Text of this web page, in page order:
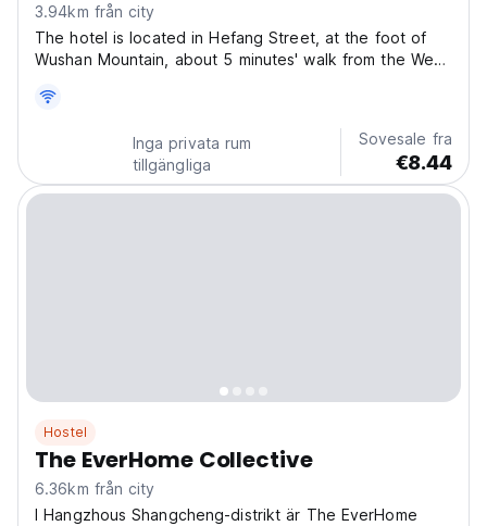
3.94km från city
The hotel is located in Hefang Street, at the foot of
Wushan Mountain, about 5 minutes' walk from the West
Hangzhou, surrounded by the Hangzhou Museum
featured snack street, shopping street, and West Lake
Inga privata rum
tillgängliga
Sovesale fra
€8.44
Hostel
The EverHome Collective
6.36km från city
I Hangzhous Shangcheng-distrikt är The EverHome